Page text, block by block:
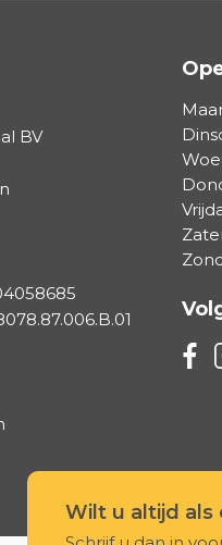
BV
Volg
Wilt u altijd als